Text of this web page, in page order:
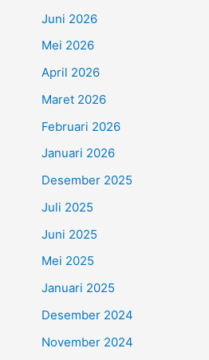
Juni 2026
Mei 2026
April 2026
Maret 2026
Februari 2026
Januari 2026
Desember 2025
Juli 2025
Juni 2025
Mei 2025
Januari 2025
Desember 2024
November 2024